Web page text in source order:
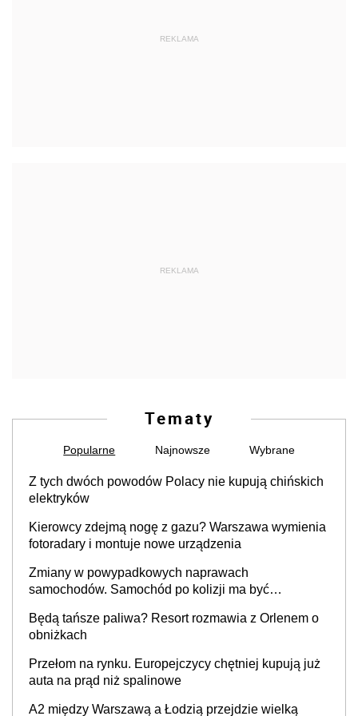
REKLAMA
REKLAMA
Tematy
Popularne Najnowsze Wybrane
Z tych dwóch powodów Polacy nie kupują chińskich
elektryków
Kierowcy zdejmą nogę z gazu? Warszawa wymienia
fotoradary i montuje nowe urządzenia
Zmiany w powypadkowych naprawach
samochodów. Samochód po kolizji ma być
producenta
Będą tańsze paliwa? Resort rozmawia z Orlenem o
obniżkach
Przełom na rynku. Europejczycy chętniej kupują już
auta na prąd niż spalinowe
A2 między Warszawą a Łodzią przejdzie wielką